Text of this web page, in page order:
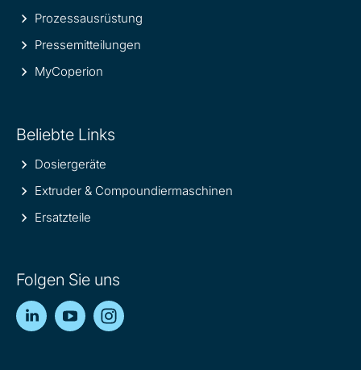
Prozessausrüstung
Pressemitteilungen
MyCoperion
Beliebte Links
Dosiergeräte
Extruder & Compoundiermaschinen
Ersatzteile
Folgen Sie uns
LinkedInYouTube